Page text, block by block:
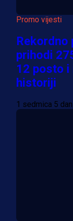
Promo vijesti
Rekordno
prihodi
12 posto
historiji
1 sedmica 5 dan